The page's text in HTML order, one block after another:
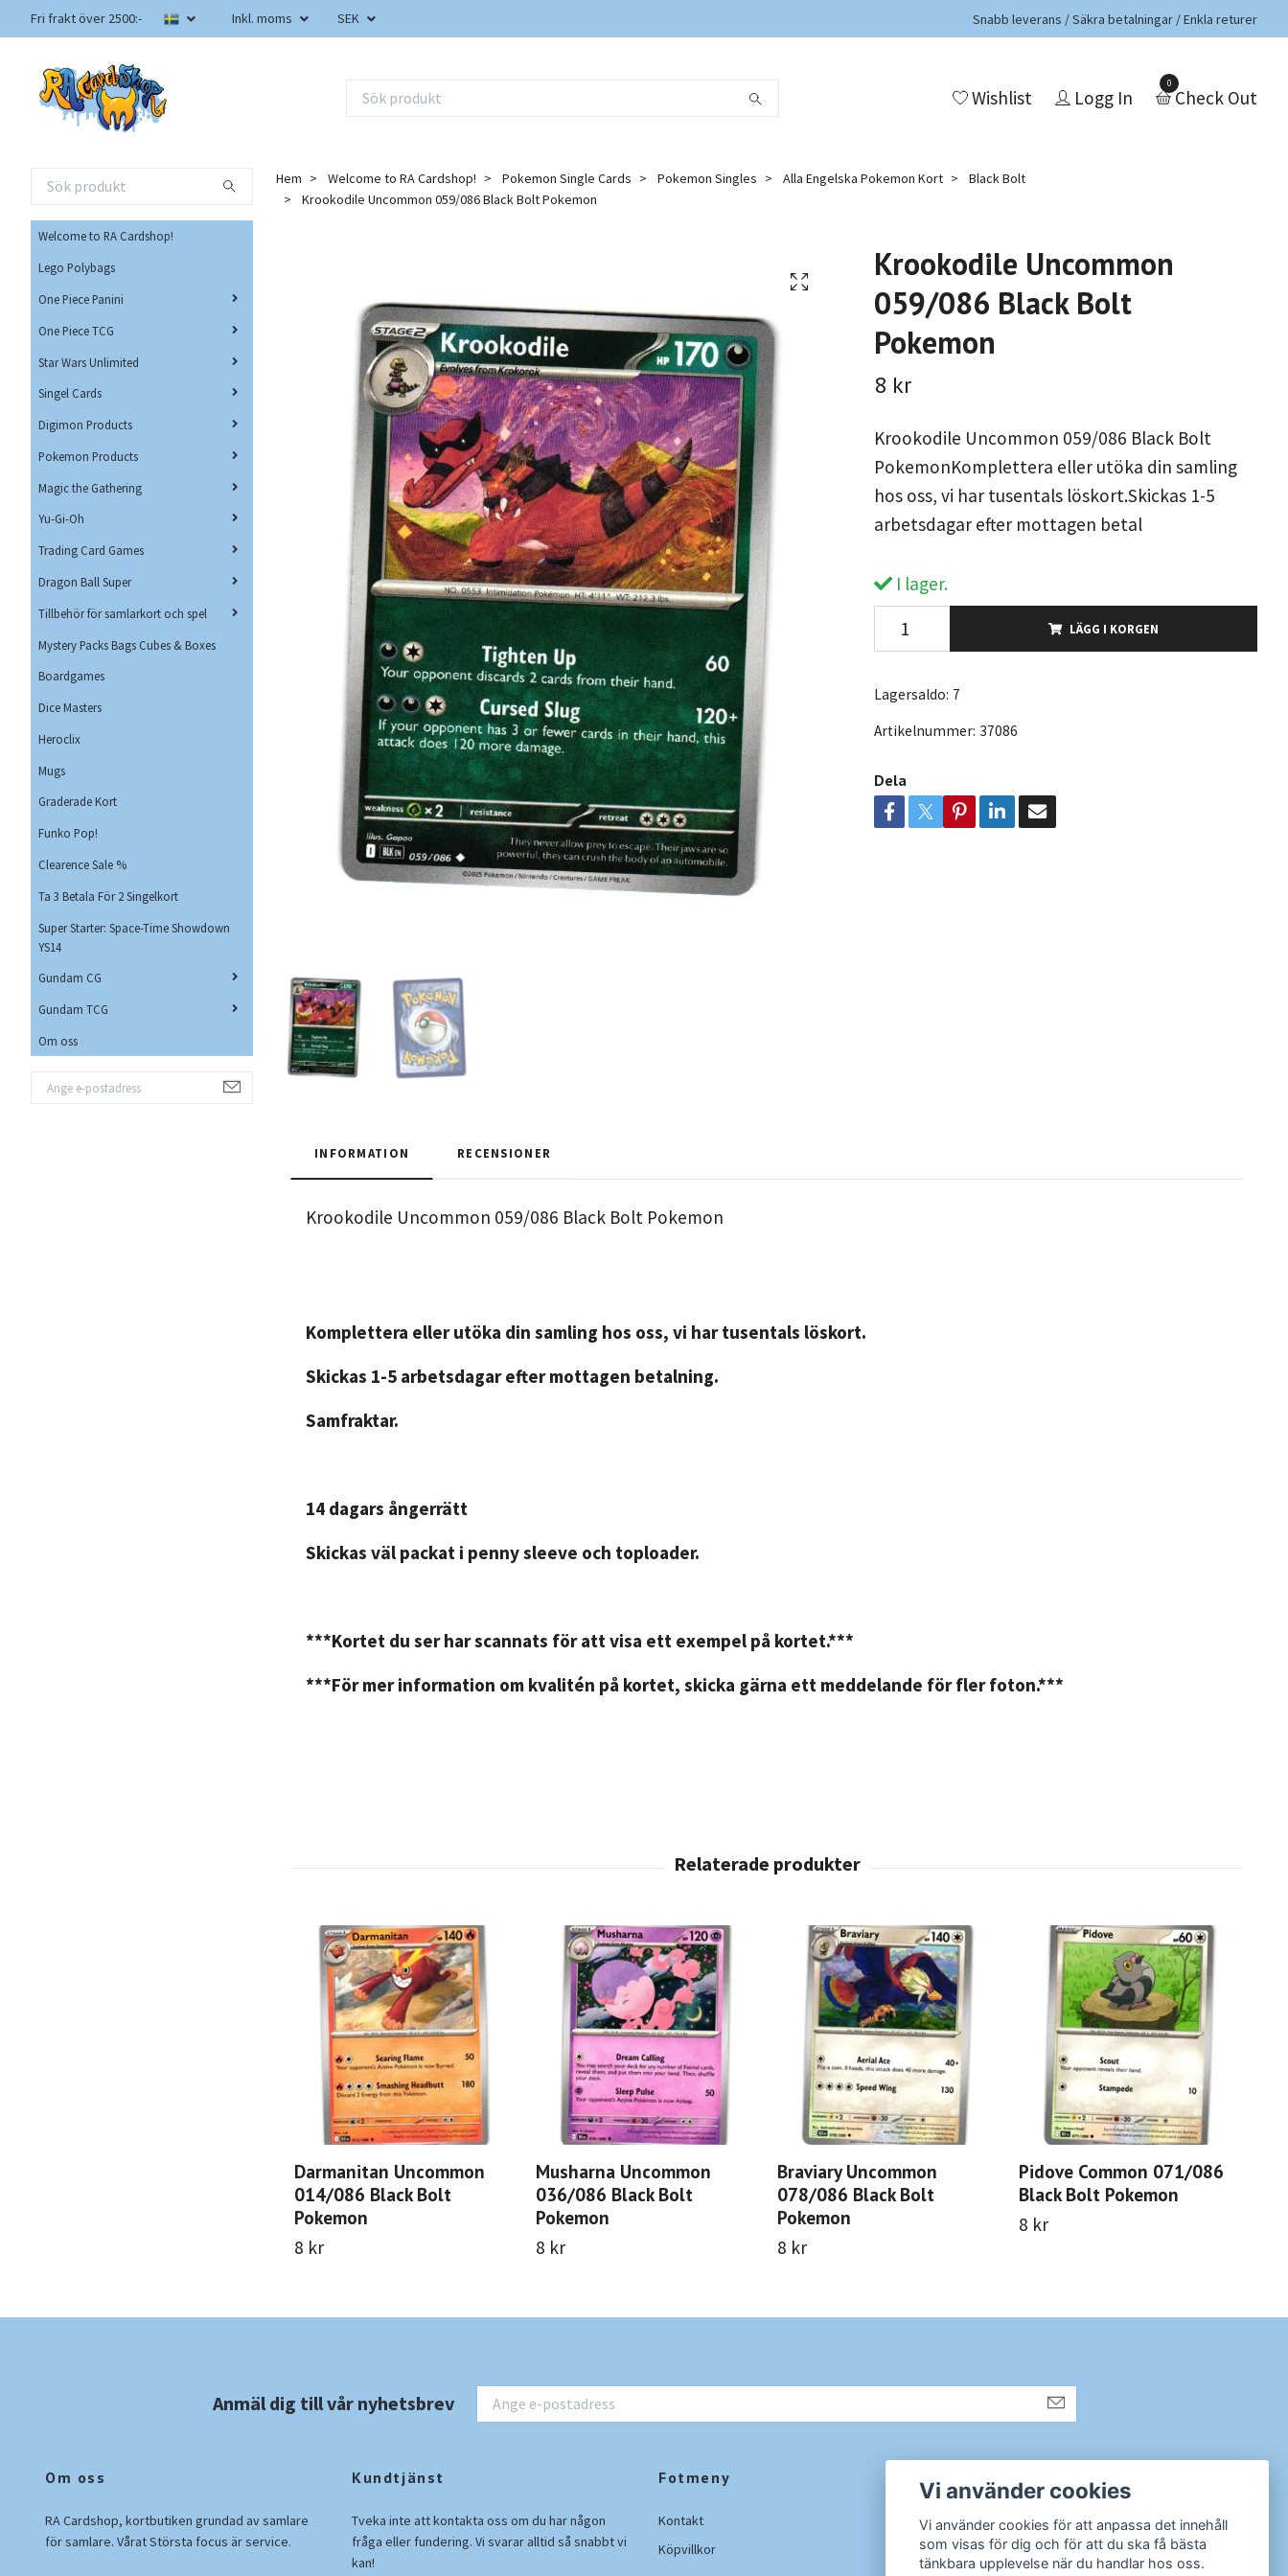
Fri frakt över 2500:- Inkl. moms SEK Snabb leverans / Säkra betalningar / Enkla returer
Wishlist Logg In
0
Check Out
Welcome to RA Cardshop!
Lego Polybags
One Piece Panini
One Piece TCG
Star Wars Unlimited
Singel Cards
Digimon Products
Pokemon Products
Magic the Gathering
Yu-Gi-Oh
Trading Card Games
Dragon Ball Super
Tillbehör för samlarkort och spel
Mystery Packs Bags Cubes & Boxes
Boardgames
Dice Masters
Heroclix
Mugs
Graderade Kort
Funko Pop!
Clearence Sale %
Ta 3 Betala För 2 Singelkort
Super Starter: Space-Time Showdown
YS14
Gundam CG
Gundam TCG
Om oss
Hem Welcome to RA Cardshop! Pokemon Single Cards Pokemon Singles Alla Engelska Pokemon Kort
Black Bolt
Krookodile Uncommon 059/086 Black Bolt Pokemon
Krookodile Uncommon
059/086 Black Bolt
Pokemon
8 kr
Krookodile Uncommon 059/086 Black Bolt
PokemonKomplettera eller utöka din samling
hos oss, vi har tusentals löskort.Skickas 1-5
arbetsdagar efter mottagen betal
I lager.
LÄGG I KORGEN
Lagersaldo: 7
Artikelnummer: 37086
Dela
INFORMATION RECENSIONER
Krookodile Uncommon 059/086 Black Bolt Pokemon
Komplettera eller utöka din samling hos oss, vi har tusentals löskort.
Skickas 1-5 arbetsdagar efter mottagen betalning.
Samfraktar.
14 dagars ångerrätt
Skickas väl packat i penny sleeve och toploader.
***Kortet du ser har scannats för att visa ett exempel på kortet.***
***För mer information om kvalitén på kortet, skicka gärna ett meddelande för fler foton.***
Darmanitan Uncommon
014/086 Black Bolt
Pokemon
8 kr
Musharna Uncommon
036/086 Black Bolt
Pokemon
8 kr
Braviary Uncommon
078/086 Black Bolt
Pokemon
8 kr
Pidove Common 071/086
Black Bolt Pokemon
8 kr
Anmäl dig till vår nyhetsbrev
Om oss
RA Cardshop, kortbutiken grundad av samlare
för samlare. Vårat Största focus är service.
Kundtjänst
Tveka inte att kontakta oss om du har någon
fråga eller fundering. Vi svarar alltid så snabbt vi
kan!
Fotmeny
Kontakt
Köpvillkor
Instagram
Vi använder cookies
Vi använder cookies för att anpassa det innehåll
som visas för dig och för att du ska få bästa
tänkbara upplevelse när du handlar hos oss.